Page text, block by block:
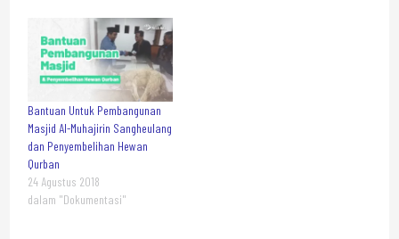
Bantuan Untuk Pembangunan
Masjid Al-Muhajirin Sangheulang
dan Penyembelihan Hewan
Qurban
24 Agustus 2018
dalam "Dokumentasi"